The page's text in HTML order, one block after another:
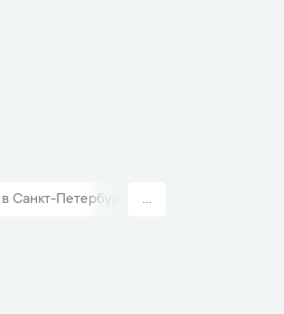
Санкт-Петербурге ...